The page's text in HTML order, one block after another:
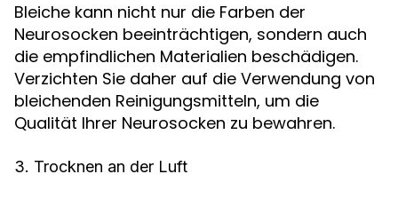
Bleiche kann nicht nur die Farben der
Neurosocken beeinträchtigen, sondern auch
die empfindlichen Materialien beschädigen.
Verzichten Sie daher auf die Verwendung von
bleichenden Reinigungsmitteln, um die
Qualität Ihrer Neurosocken zu bewahren.
3. Trocknen an der Luft